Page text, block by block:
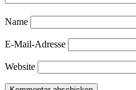
Name
E-Mail-Adresse
Website